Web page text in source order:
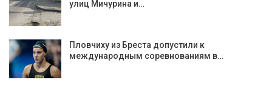
улиц Мичурина и…
Пловчиху из Бреста допустили к
международным соревнованиям в…